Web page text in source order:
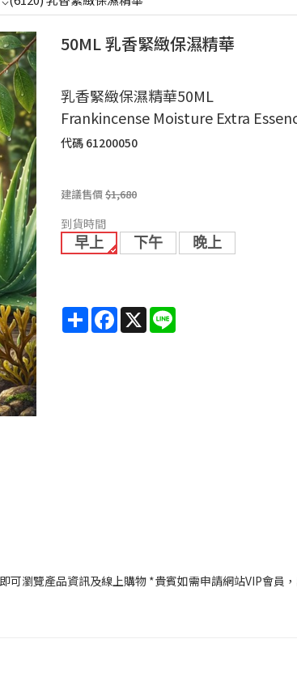
50ML 乳香緊緻保濕精華
乳香緊緻保濕精華50ML
Frankincense Moisture Extra
代碼 61200050
建議售價$1,680
到貨時間
早上
下午 晚上
Share Facebook
X
可瀏覽產品資訊及線上購物 *貴賓如需申請網站VIP會員